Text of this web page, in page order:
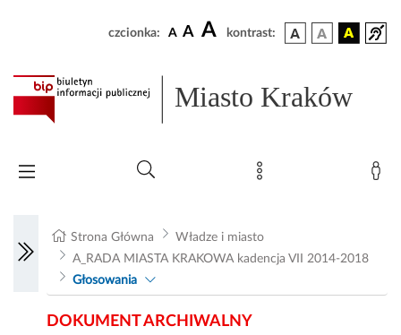
czcionka: A A A kontrast:
Miasto Kraków
Strona Główna
Władze i miasto
A_RADA MIASTA KRAKOWA kadencja VII 2014-2018
Głosowania
DOKUMENT ARCHIWALNY